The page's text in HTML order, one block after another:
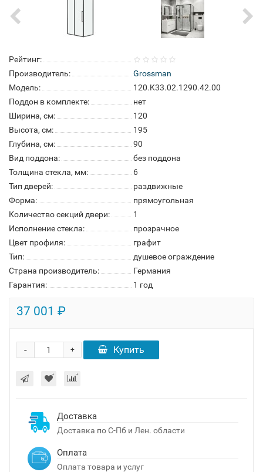
Рейтинг:
Производитель:
Grossman
Модель:
120.K33.02.1290.42.00
Поддон в комплекте:
нет
Ширина, см:
120
Высота, см:
195
Глубина, см:
90
Вид поддона:
без поддона
Толщина стекла, мм:
6
Тип дверей:
раздвижные
Форма:
прямоугольная
Количество секций двери:
1
Исполнение стекла:
прозрачное
Цвет профиля:
графит
Тип:
душевое ограждение
Страна производитель:
Германия
Гарантия:
1 год
37 001 ₽
+
- Купить
Доставка
Доставка по С-Пб и Лен. области
Оплата
Оплата товара и услуг